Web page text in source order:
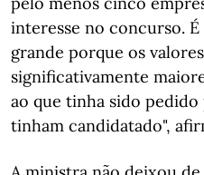
interesse no concurso.
grande porque os
significativamente
ao que tinha sido pedido
tinham candidatado",